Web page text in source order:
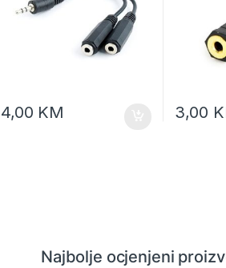
4,00 KM 3,00
Najbolje ocjenjeni